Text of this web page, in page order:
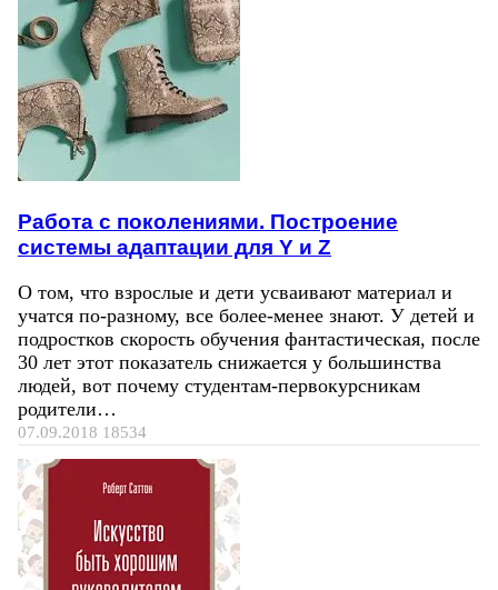
Работа с поколениями. Построение
системы адаптации для Y и Z
О том, что взрослые и дети усваивают материал и
учатся по-разному, все более-менее знают. У детей и
подростков скорость обучения фантастическая, после
30 лет этот показатель снижается у большинства
людей, вот почему студентам-первокурсникам
родители…
07.09.2018 18534